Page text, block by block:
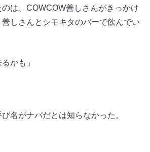
は、COWCOW善しさんがきっかけ
しさんとシモキタのバーで飲んでい
かも」
名がナパだとは知らなかった。